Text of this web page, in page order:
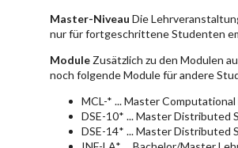
Master-Niveau Die
nur für fortgeschrittene Studenten
Module Zusätzlich zu den Modulen
noch folgende Module für andere
MCL-* ... Master Computational
DSE-10* ... Master Distributed
DSE-14* ... Master Distributed